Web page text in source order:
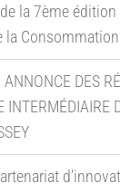
la 7ème
la
DES
INTERMÉDIAIRE